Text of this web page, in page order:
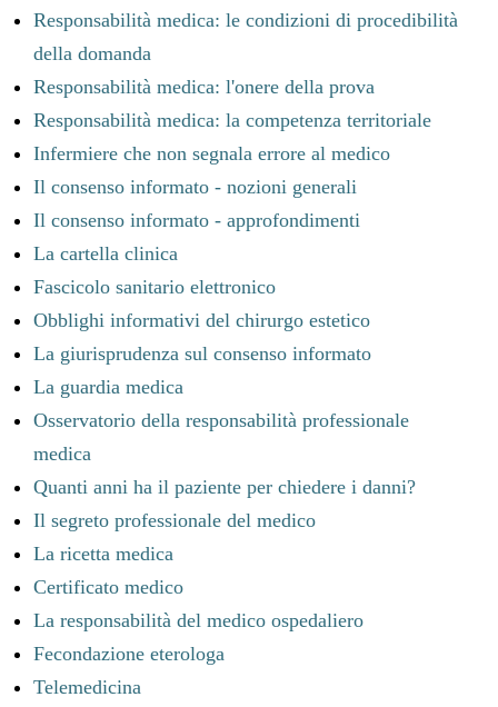
Responsabilità medica: le condizioni di procedibilità
della domanda
Responsabilità medica: l'onere della prova
Responsabilità medica: la competenza territoriale
Infermiere che non segnala errore al medico
Il consenso informato - nozioni generali
Il consenso informato - approfondimenti
La cartella clinica
Fascicolo sanitario elettronico
Obblighi informativi del chirurgo estetico
La giurisprudenza sul consenso informato
La guardia medica
Osservatorio della responsabilità professionale
medica
Quanti anni ha il paziente per chiedere i danni?
Il segreto professionale del medico
La ricetta medica
Certificato medico
La responsabilità del medico ospedaliero
Fecondazione eterologa
Telemedicina